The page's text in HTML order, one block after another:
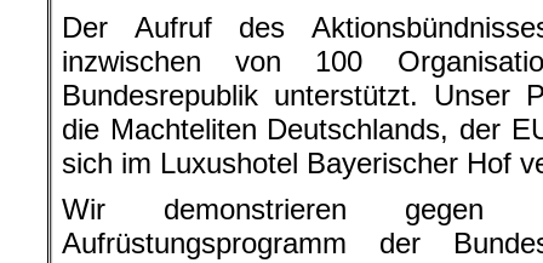
Der Aufruf des
inzwischen von 100
Bundesrepublik unterstützt. Unser
die Machteliten Deutschlands, der
sich im Luxushotel Bayerischer Hof
Wir demonstrieren gegen
Aufrüstungsprogramm der